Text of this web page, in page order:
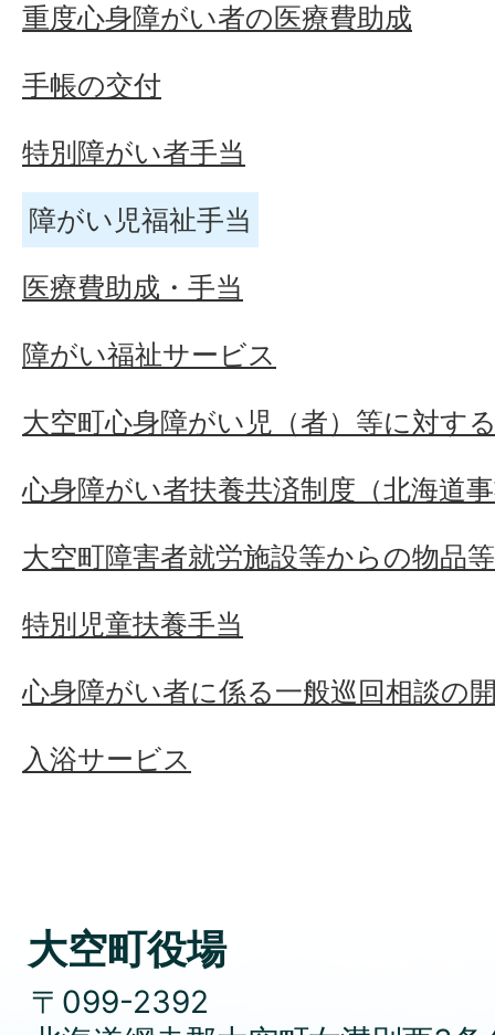
重度心身障がい者の医療費助成
手帳の交付
特別障がい者手当
障がい児福祉手当
医療費助成・手当
障がい福祉サービス
大空町心身障がい児（者）等に対す
心身障がい者扶養共済制度（北海道
大空町障害者就労施設等からの物品
特別児童扶養手当
心身障がい者に係る一般巡回相談の
入浴サービス
大空町役場
〒099-2392